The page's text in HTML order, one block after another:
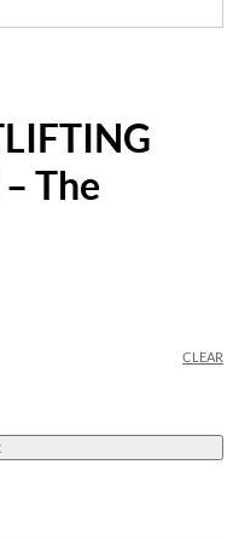
The
CLEAR
T-Shirt - The Barbell